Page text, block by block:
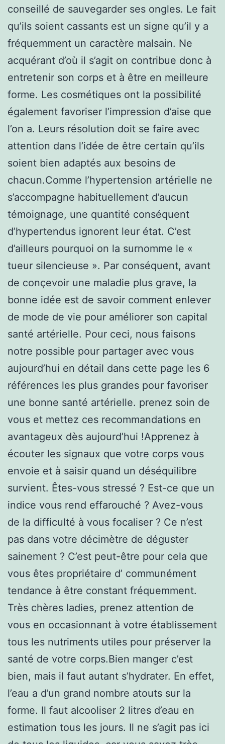
conseillé de sauvegarder ses ongles. Le fait
qu’ils soient cassants est un signe qu’il y a
fréquemment un caractère malsain. Ne
acquérant d’où il s’agit on contribue donc à
entretenir son corps et à être en meilleure
forme. Les cosmétiques ont la possibilité
également favoriser l’impression d’aise que
l’on a. Leurs résolution doit se faire avec
attention dans l’idée de être certain qu’ils
soient bien adaptés aux besoins de
chacun.Comme l’hypertension artérielle ne
s’accompagne habituellement d’aucun
témoignage, une quantité conséquent
d’hypertendus ignorent leur état. C’est
d’ailleurs pourquoi on la surnomme le «
tueur silencieuse ». Par conséquent, avant
de conçevoir une maladie plus grave, la
bonne idée est de savoir comment enlever
de mode de vie pour améliorer son capital
santé artérielle. Pour ceci, nous faisons
notre possible pour partager avec vous
aujourd’hui en détail dans cette page les 6
références les plus grandes pour favoriser
une bonne santé artérielle. prenez soin de
vous et mettez ces recommandations en
avantageux dès aujourd’hui !Apprenez à
écouter les signaux que votre corps vous
envoie et à saisir quand un déséquilibre
survient. Êtes-vous stressé ? Est-ce que un
indice vous rend effarouché ? Avez-vous
de la difficulté à vous focaliser ? Ce n’est
pas dans votre décimètre de déguster
sainement ? C’est peut-être pour cela que
vous êtes propriétaire d’ communément
tendance à être constant fréquemment.
Très chères ladies, prenez attention de
vous en occasionnant à votre établissement
tous les nutriments utiles pour préserver la
santé de votre corps.Bien manger c’est
bien, mais il faut autant s’hydrater. En effet,
l’eau a d’un grand nombre atouts sur la
forme. Il faut alcooliser 2 litres d’eau en
estimation tous les jours. Il ne s’agit pas ici